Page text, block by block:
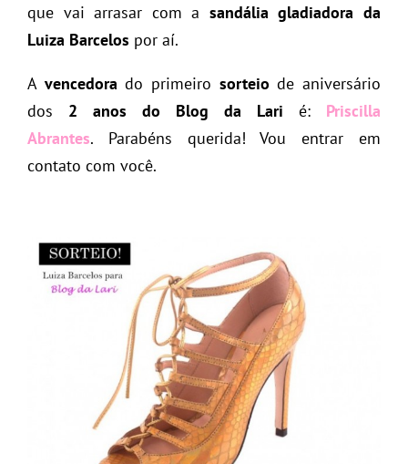
que vai arrasar com a sandália gladiadora da
Luiza Barcelos por aí.
A vencedora do primeiro sorteio de aniversário
dos 2 anos do Blog da Lari é: Priscilla
Abrantes. Parabéns querida! Vou entrar em
contato com você.